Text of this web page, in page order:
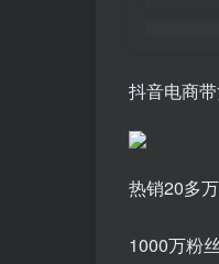
抖音电商
热销20多
1000万粉